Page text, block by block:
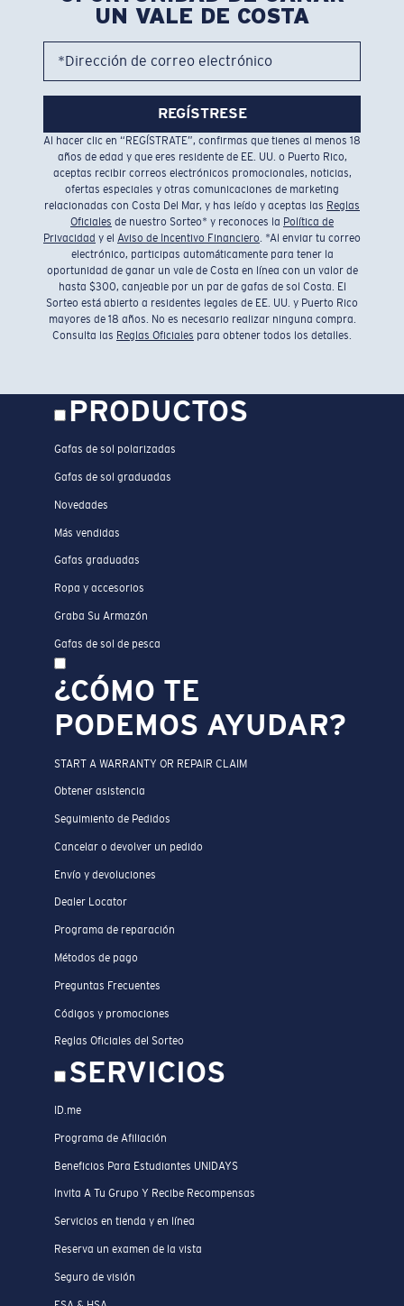
UN VALE DE COSTA
*Dirección de correo electrónico
REGÍSTRESE
Al hacer clic en “REGÍSTRATE”, confirmas que tienes al menos 18
años de edad y que eres residente de EE. UU. o Puerto Rico,
aceptas recibir correos electrónicos promocionales, noticias,
ofertas especiales y otras comunicaciones de marketing
relacionadas con Costa Del Mar, y has leído y aceptas las Reglas
Oficiales de nuestro Sorteo* y reconoces la Política de
Privacidad y el Aviso de Incentivo Financiero. *Al enviar tu correo
electrónico, participas automáticamente para tener la
oportunidad de ganar un vale de Costa en línea con un valor de
hasta $300, canjeable por un par de gafas de sol Costa. El
Sorteo está abierto a residentes legales de EE. UU. y Puerto Rico
mayores de 18 años. No es necesario realizar ninguna compra.
Consulta las Reglas Oficiales para obtener todos los detalles.
PRODUCTOS
Gafas de sol polarizadas
Gafas de sol graduadas
Novedades
Más vendidas
Gafas graduadas
Ropa y accesorios
Graba Su Armazón
Gafas de sol de pesca
¿CÓMO TE
PODEMOS AYUDAR?
START A WARRANTY OR REPAIR CLAIM
Obtener asistencia
Seguimiento de Pedidos
Cancelar o devolver un pedido
Envío y devoluciones
Dealer Locator
Programa de reparación
Métodos de pago
Preguntas Frecuentes
Códigos y promociones
Reglas Oficiales del Sorteo
SERVICIOS
ID.me
Programa de Afiliación
Beneficios Para Estudiantes UNIDAYS
Invita A Tu Grupo Y Recibe Recompensas
Servicios en tienda y en línea
Reserva un examen de la vista
Seguro de visión